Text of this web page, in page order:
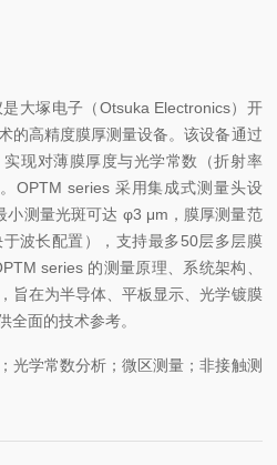
大塚电子（Otsuka Electronics）开
的高精度膜厚测量设备。该设备通过
现对薄膜厚度与光学常数（折射率
OPTM series 采用集成式测量头设
小测量光斑可达 φ3 μm，膜厚测量范
波长配置），支持最多50层多层膜
series 的测量原理、系统架构、
旨在为半导体、平板显示、光学镀膜
全面的技术参考。
光学常数分析；微区测量；非接触测